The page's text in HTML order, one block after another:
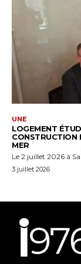
UNE
LOGEMENT
CONSTRUCTION
MER
Le 2 juillet 2026 à
3 juillet 2026